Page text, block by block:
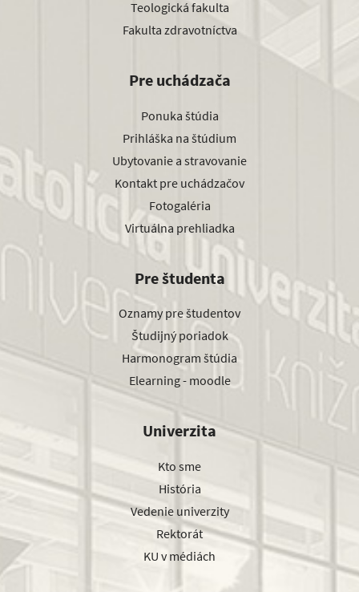
Teologická fakulta
Fakulta zdravotníctva
Pre uchádzača
Ponuka štúdia
Prihláška na štúdium
Ubytovanie a stravovanie
Kontakt pre uchádzačov
Fotogaléria
Virtuálna prehliadka
Pre študenta
Oznamy pre študentov
Študijný poriadok
Harmonogram štúdia
Elearning - moodle
Univerzita
Kto sme
História
Vedenie univerzity
Rektorát
KU v médiách